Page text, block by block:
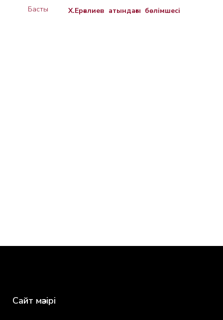
Басты Х.Ерғалиев атындағы бөлімшесі
Сайт мәзірі